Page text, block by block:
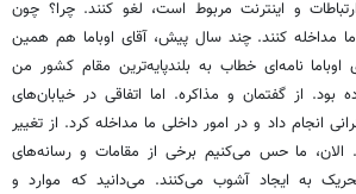
و اینترنت مربوط است، لغو کنند. چرا؟ چون
مداخله کنند. چند سال پیش، آقای اوباما هم همین
نامه‌ای خطاب به بلندپایه‌ترین مقام کشور من
از گفتمان و مذاکره. اما اتفاقی در خیابان‌های
انجام داد و در امور داخلی ما مداخله کرد. از تغییر
ما حس می‌کنیم برخی از مقامات و رسانه‌های
به ایجاد آشوب می‌کنند. می‌دانید که موارد و